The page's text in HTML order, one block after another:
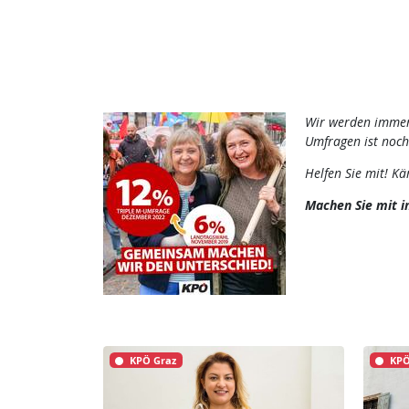
Wir werden
Umfragen ist
Helfen Sie mit!
Machen Sie mit
KPÖ Graz